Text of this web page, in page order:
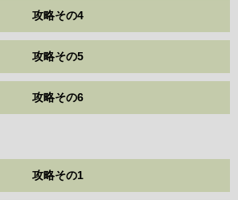
攻略その4
攻略その5
攻略その6
攻略その1